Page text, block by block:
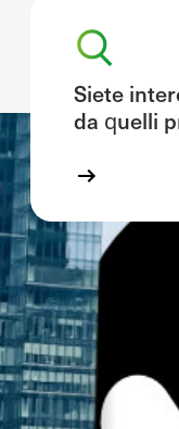
Siete
da quelli